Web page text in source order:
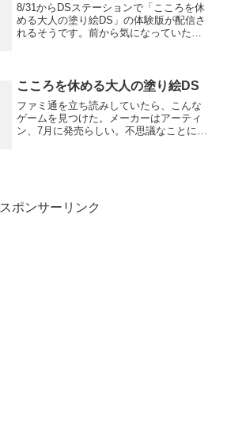
8/31からDSステーションで「こころを休
める大人の塗り絵DS」の体験版が配信さ
れるそうです。前から気になっていたの
こころを休める大人の塗り絵DS
ファミ通を立ち読みしていたら、こんな
ゲームを見つけた。メーカーはアーティ
ン、7月に発売らしい。不思議なことに公
スポンサーリンク